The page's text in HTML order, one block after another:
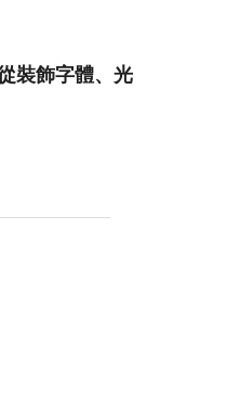
裝飾字體、光